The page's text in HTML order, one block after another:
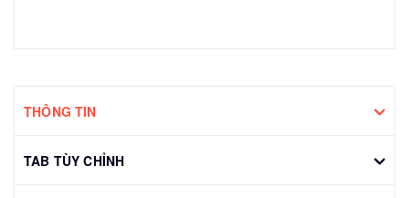
THÔNG TIN
TAB TÙY CHỈNH